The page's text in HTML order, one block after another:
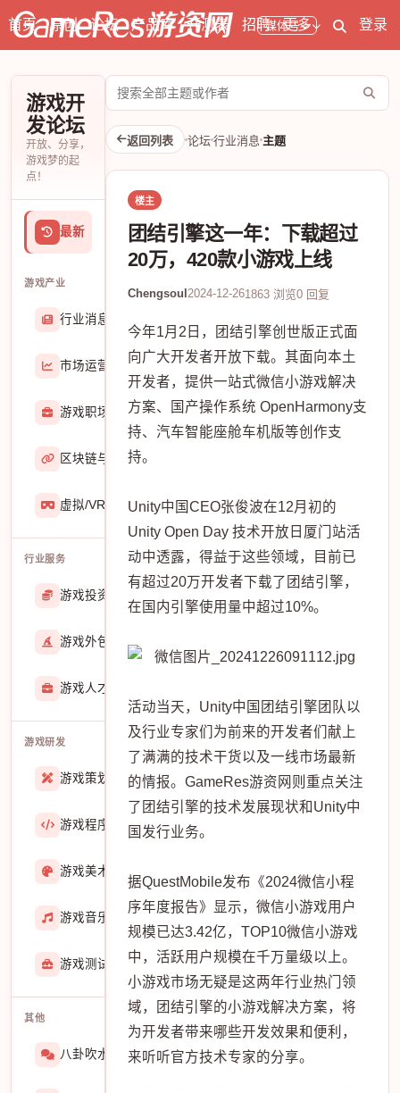
媒体号
首页 原创 论坛 产品库 开测表 招聘 更多 登录
游戏开
发论坛
开放、分享，
游戏梦的起
点！
最新
游戏产业
行业消息
市场运营 8407
游戏职场 2929
区块链与游戏467
虚拟/VR/AR 933
行业服务
游戏投资交易
游戏外包 22913
游戏人才招聘
游戏研发
游戏策划 27557
游戏程序 36423
游戏美术 3601
游戏音乐
游戏测试与GM 274
其他
八卦吹水 1565
搜
索
论
坛
返回列表 论坛 行业消息 主题
楼主
团结引擎这一年：下载超过
20万，420款小游戏上线
Chengsoul 2024-12-261863 浏览0 回复
今年1月2日，团结引擎创世版正式面
向广大开发者开放下载。其面向本土
开发者，提供一站式微信小游戏解决
方案、国产操作系统 OpenHarmony支
持、汽车智能座舱车机版等创作支
持。
Unity中国CEO张俊波在12月初的
Unity Open Day 技术开放日厦门站活
动中透露，得益于这些领域，目前已
有超过20万开发者下载了团结引擎，
在国内引擎使用量中超过10%。
活动当天，Unity中国团结引擎团队以
及行业专家们为前来的开发者们献上
了满满的技术干货以及一线市场最新
的情报。GameRes游资网则重点关注
了团结引擎的技术发展现状和Unity中
国发行业务。
据QuestMobile发布《2024微信小程
序年度报告》显示，微信小游戏用户
规模已达3.42亿，TOP10微信小游戏
中，活跃用户规模在千万量级以上。
小游戏市场无疑是这两年行业热门领
域，团结引擎的小游戏解决方案，将
为开发者带来哪些开发效果和便利，
来听听官方技术专家的分享。